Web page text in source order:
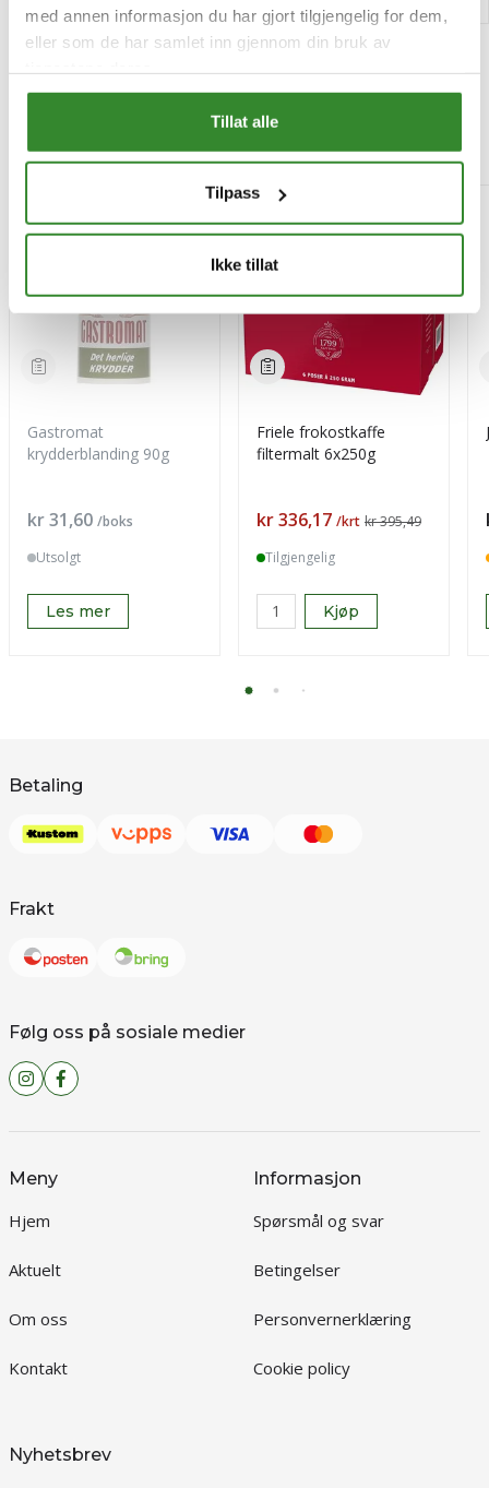
med annen informasjon du har gjort tilgjengelig for dem,
eller som de har samlet inn gjennom din bruk av
Tillat alle
Tilpass
Ikke tillat
Mest besøkt
Gastromat
krydderblanding 90g
Pris
kr 31,60 /boks
Utsolgt
Les mer
Friele frokostkaffe
filtermalt 6x250g
Pris
kr 336,17 /krt kr 395,49
Tilgjengelig
Kjøp
Betaling
Frakt
Følg oss på sosiale medier
Meny
Hjem
Aktuelt
Om oss
Kontakt
Informasjon
Spørsmål og svar
Betingelser
Personvernerklæring
Cookie policy
Nyhetsbrev